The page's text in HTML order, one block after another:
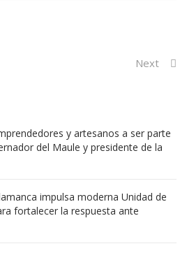
Next
y artesanos a ser parte
del Maule y presidente de la
impulsa moderna Unidad de
fortalecer la respuesta ante